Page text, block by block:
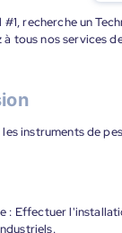
recherche un
tous nos services
instruments de
: Effectuer